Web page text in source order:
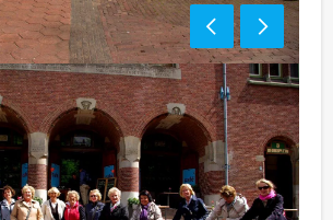
zijn flexibel en onze gidsen hebben
Als u voorkeuren heeft waar de gids
gaat, dan vernemen wij dit graag.